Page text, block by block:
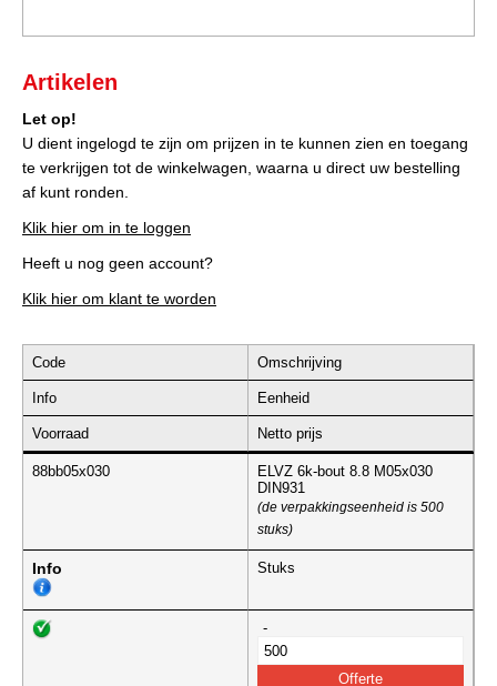
Artikelen
Let op!
U dient ingelogd te zijn om prijzen in te kunnen zien en toegang
te verkrijgen tot de winkelwagen, waarna u direct uw bestelling
af kunt ronden.
Klik hier om in te loggen
Heeft u nog geen account?
Klik hier om klant te worden
Code Omschrijving
Info Eenheid
Voorraad Netto prijs
88bb05x030
ELVZ 6k-bout 8.8 M05x030
DIN931
(de verpakkingseenheid is 500
stuks)
Info Stuks
-